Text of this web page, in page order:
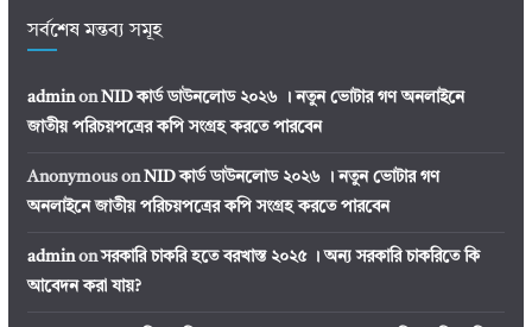
সর্বশেষ মন্তব্য সমূহ
adminonNID কার্ড ডাউনলোড ২০২৬ । নতুন ভোটার গণ অনলাইনে
জাতীয় পরিচয়পত্রের কপি সংগ্রহ করতে পারবেন
AnonymousonNID কার্ড ডাউনলোড ২০২৬ । নতুন ভোটার গণ
অনলাইনে জাতীয় পরিচয়পত্রের কপি সংগ্রহ করতে পারবেন
adminonসরকারি চাকরি হতে বরখাস্ত ২০২৫ । অন্য সরকারি চাকরিতে কি
আবেদন করা যায়?